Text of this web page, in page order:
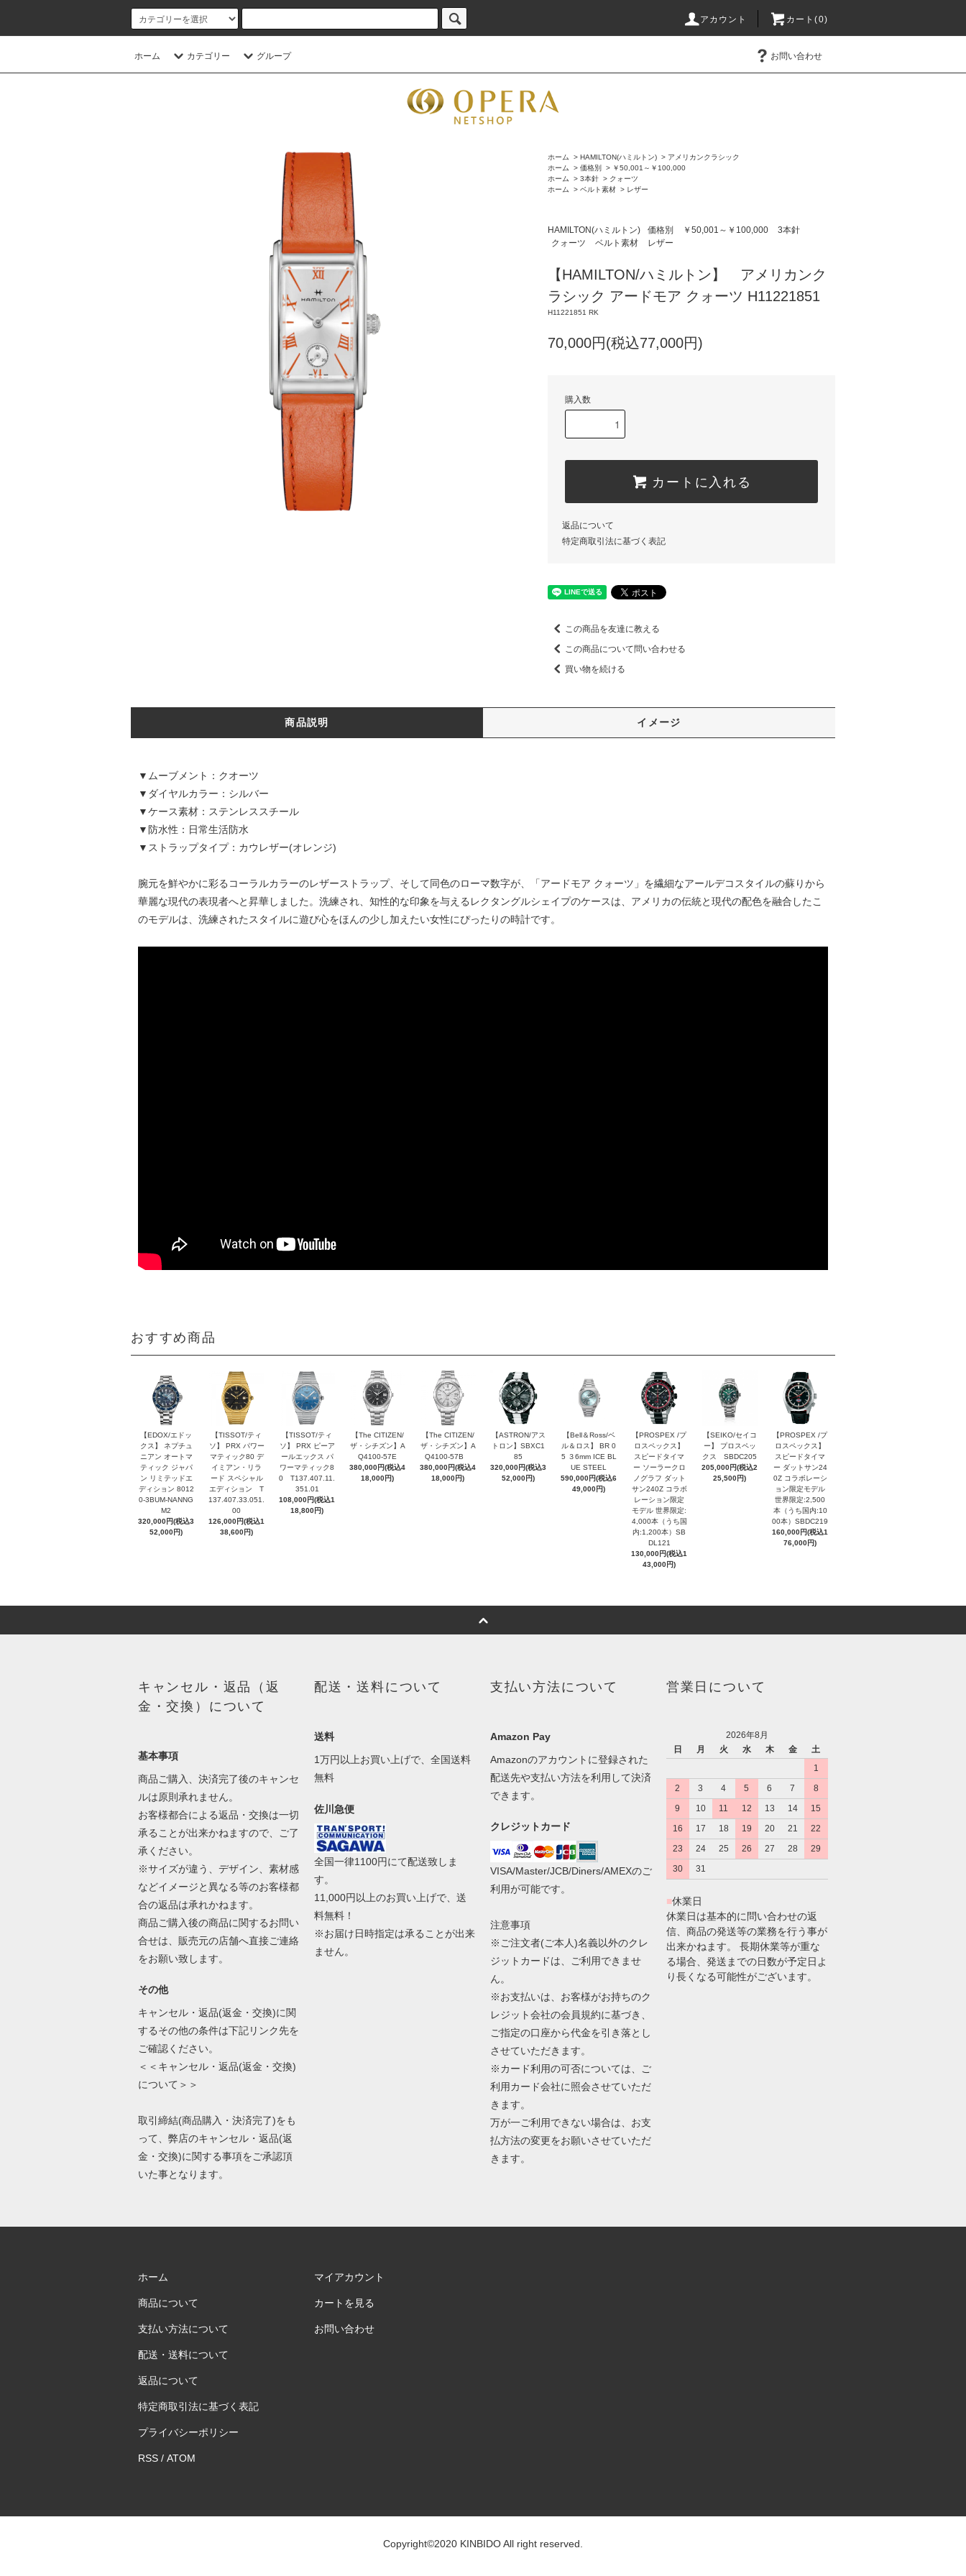
アカウント カート(0)
ホーム カテゴリー グループ お問い合わせ
ホーム > HAMILTON(ハミルトン) > アメリカンクラシック
ホーム
> 価格別 > ￥50,001～￥100,000
ホーム
> 3本針 > クォーツ
ホーム
> ベルト素材 > レザー
HAMILTON(ハミルトン) 価格別 ￥50,001～￥100,000
3本針
クォーツ
ベルト素材 レザー
【HAMILTON/ハミルトン】 アメリカンク
ラシック アードモア クォーツ H11221851
H11221851 RK
70,000円(税込77,000円)
購入数
カートに入れる
返品について
特定商取引法に基づく表記
この商品を友達に教える
この商品について問い合わせる
買い物を続ける
商品説明 イメージ
▼ムーブメント：クオーツ
▼ダイヤルカラー：シルバー
▼ケース素材：ステンレススチール
▼防水性：日常生活防水
▼ストラップタイプ：カウレザー(オレンジ)
腕元を鮮やかに彩るコーラルカラーのレザーストラップ、そして同色のローマ数字が、「アードモア クォーツ」を繊細なアールデコスタイルの蘇りから
華麗な現代の表現者へと昇華しました。洗練され、知性的な印象を与えるレクタングルシェイプのケースは、アメリカの伝統と現代の配色を融合したこ
のモデルは、洗練されたスタイルに遊び心をほんの少し加えたい女性にぴったりの時計です。
おすすめ商品
【EDOX/エドッ
クス】 ネプチュ
ニアン オートマ
ティック ジャパ
ン リミテッドエ
ディション 8012
0-3BUM-NANNG
M2
320,000円(税込3
52,000円)
【TISSOT/ティ
ソ】 PRX パワー
マティック80 デ
イミアン・リラ
ード スペシャル
エディション T
137.407.33.051.
00
126,000円(税込1
38,600円)
【TISSOT/ティ
ソ】 PRX ピーア
ールエックス パ
ワーマティック8
0 T137.407.11.
351.01
108,000円(税込1
18,800円)
【The CITIZEN/
ザ・シチズン】A
Q4100-57E
380,000円(税込4
18,000円)
【The CITIZEN/
ザ・シチズン】A
Q4100-57B
380,000円(税込4
18,000円)
【ASTRON/アス
トロン】SBXC1
85
320,000円(税込3
52,000円)
【Bell＆Ross/ベ
ル＆ロス】 BR 0
5 ３6mm ICE BL
UE STEEL
590,000円(税込6
49,000円)
【PROSPEX /プ
ロスペックス】
スピードタイマ
ー ソーラークロ
ノグラフ ダット
サン240Z コラボ
レーション限定
モデル 世界限定:
4,000本（うち国
内:1,200本）SB
DL121
130,000円(税込1
43,000円)
【SEIKO/セイコ
ー】 プロスペッ
クス SBDC205
205,000円(税込2
25,500円)
【PROSPEX /プ
ロスペックス】
スピードタイマ
ー ダットサン24
0Z コラボレーシ
ョン限定モデル
世界限定:2,500
本（うち国内:10
00本）SBDC219
160,000円(税込1
76,000円)
キャンセル・返品（返
金・交換）について
基本事項
商品ご購入、決済完了後のキャンセ
ルは原則承れません。
お客様都合による返品・交換は一切
承ることが出来かねますので、ご了
承ください。
※サイズが違う、デザイン、素材感
などイメージと異なる等のお客様都
合の返品は承れかねます。
商品ご購入後の商品に関するお問い
合せは、販売元の店舗へ直接ご連絡
をお願い致します。
その他
キャンセル・返品(返金・交換)に関
するその他の条件は下記リンク先を
ご確認ください。
＜＜キャンセル・返品(返金・交換)
について＞＞
取引締結(商品購入・決済完了)をも
って、弊店のキャンセル・返品(返
金・交換)に関する事項をご承認頂
いた事となります。
配送・送料について
送料
1万円以上お買い上げで、全国送料
無料
佐川急便
全国一律1100円にて配送致しま
す。
11,000円以上のお買い上げで、送
料無料！
※お届け日時指定は承ることが出来
ません。
支払い方法について
Amazon Pay
Amazonのアカウントに登録された
配送先や支払い方法を利用して決済
できます。
クレジットカード
VISA/Master/JCB/Diners/AMEXのご
利用が可能です。
注意事項
※ご注文者(ご本人)名義以外のクレ
ジットカードは、ご利用できませ
ん。
※お支払いは、お客様がお持ちのク
レジット会社の会員規約に基づき、
ご指定の口座から代金を引き落とし
させていただきます。
※カード利用の可否については、ご
利用カード会社に照会させていただ
きます。
万が一ご利用できない場合は、お支
払方法の変更をお願いさせていただ
きます。
営業日について
2026年8月
日
月 火 水 木 金
土
1
2
3 4 5 6 7
8
9
10 11 12 13 14
15
16
17 18 19 20 21
22
23
24 25 26 27 28
29
30
31
■休業日
休業日は基本的に問い合わせの返
信、商品の発送等の業務を行う事が
出来かねます。 長期休業等が重な
る場合、発送までの日数が予定日よ
り長くなる可能性がございます。
ホーム
商品について
支払い方法について
配送・送料について
返品について
特定商取引法に基づく表記
プライバシーポリシー
RSS/ ATOM
マイアカウント
カートを見る
お問い合わせ
Copyright©2020 KINBIDO All right reserved.